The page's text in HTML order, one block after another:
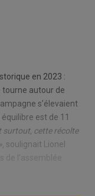
en 2023 :
tourne autour de
s’élevaient
est de 11
surtout, cette récolte
soulignait Lionel
de l’assemblée